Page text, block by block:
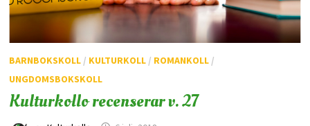
BARNBOKSKOLL/ KULTURKOLL/ ROMANKOLL/
UNGDOMSBOKSKOLL
Kulturkollo recenserar v. 27